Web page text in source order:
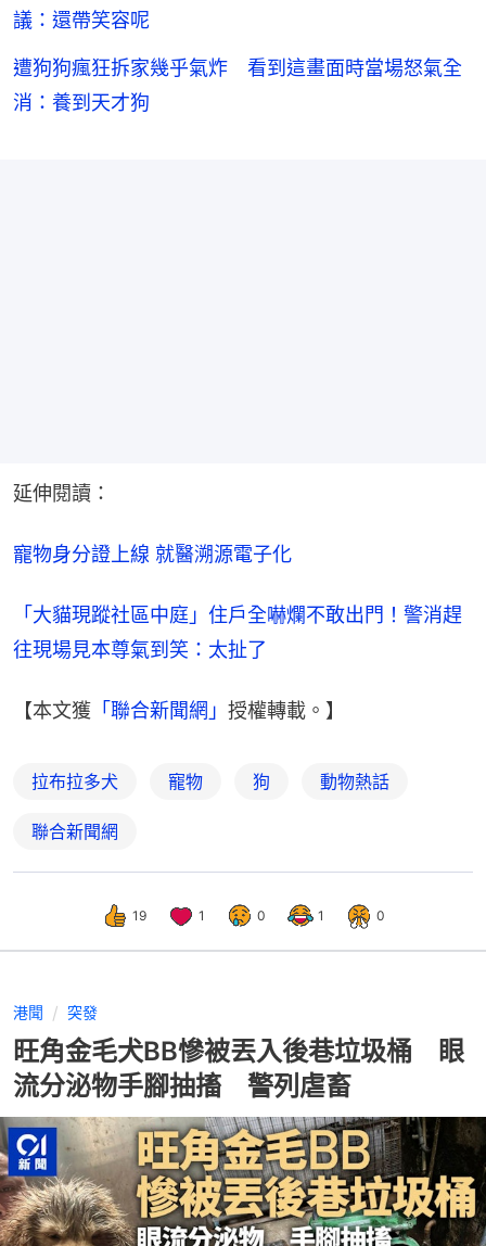
議：還帶笑容呢
遭狗狗瘋狂拆家幾乎氣炸 看到這畫面時當場怒氣全
消：養到天才狗
延伸閱讀：
寵物身分證上線 就醫溯源電子化
「大貓現蹤社區中庭」住戶全嚇爛不敢出門！警消趕
往現場見本尊氣到笑：太扯了
【本文獲 「聯合新聞網」 授權轉載。】
拉布拉多犬 寵物 狗 動物熱話
聯合新聞網
19 1 0 1 0
港聞 突發
旺角金毛犬BB慘被丟入後巷垃圾桶 眼
流分泌物手腳抽搐 警列虐畜